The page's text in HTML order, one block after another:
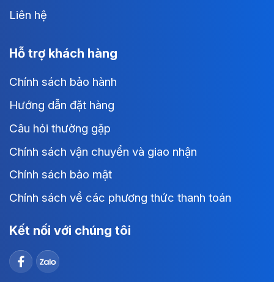
Liên hệ
Hỗ trợ khách hàng
Chính sách bảo hành
Hướng dẫn đặt hàng
Câu hỏi thường gặp
Chính sách vận chuyển và giao nhận
Chính sách bảo mật
Chính sách về các phương thức thanh toán
Kết nối với chúng tôi